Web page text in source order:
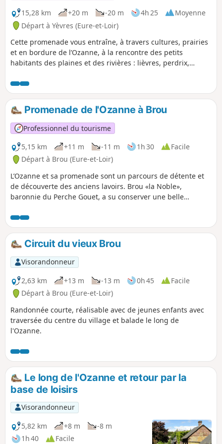
15,28 km
+20 m -20 m 4h 25
Moyenne
Départ à Yèvres (Eure-et-Loir)
Cette promenade vous entraîne, à travers cultures, prairies
et en bordure de l’Ozanne, à la rencontre des petits
habitants des plaines et des rivières : lièvres, perdrix,
Promenade de l'Ozanne à Brou
Professionnel du tourisme
5,15 km
+11 m -11 m 1h 30
Facile
Départ à Brou (Eure-et-Loir)
L’Ozanne et sa promenade sont un parcours de détente et
de découverte des anciens lavoirs. Brou «la Noble»,
baronnie du Perche Gouet, a su conserver une belle
Circuit du vieux Brou
Visorandonneur
2,63 km
+13 m -13 m 0h 45
Facile
Départ à Brou (Eure-et-Loir)
Randonnée courte, réalisable avec de jeunes enfants avec
traversée du centre du village et balade le long de
l'Ozanne.
Le long de l'Ozanne et retour par la
base de loisirs
Visorandonneur
5,82 km
+8 m
-8 m
1h 40
Facile